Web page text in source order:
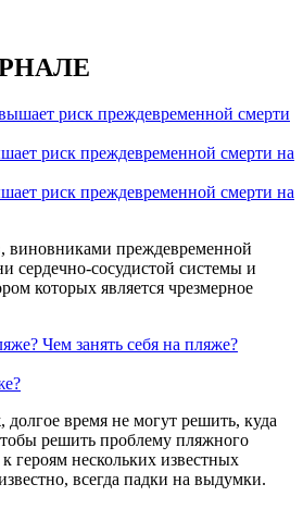
риск преждевременной смерти на
риск преждевременной смерти на
виновниками преждевременной
сердечно-сосудистой системы и
которых является чрезмерное
Чем занять себя на пляже?
время не могут решить, куда
решить проблему пляжного
героям нескольких известных
всегда падки на выдумки.